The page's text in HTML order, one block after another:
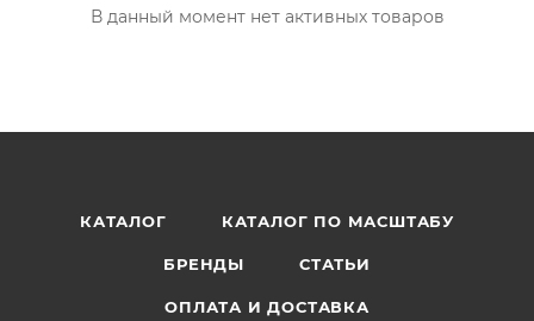
В данный момент нет активных товаров
КАТАЛОГ КАТАЛОГ ПО МАСШТАБУ
БРЕНДЫ СТАТЬИ
ОПЛАТА И ДОСТАВКА